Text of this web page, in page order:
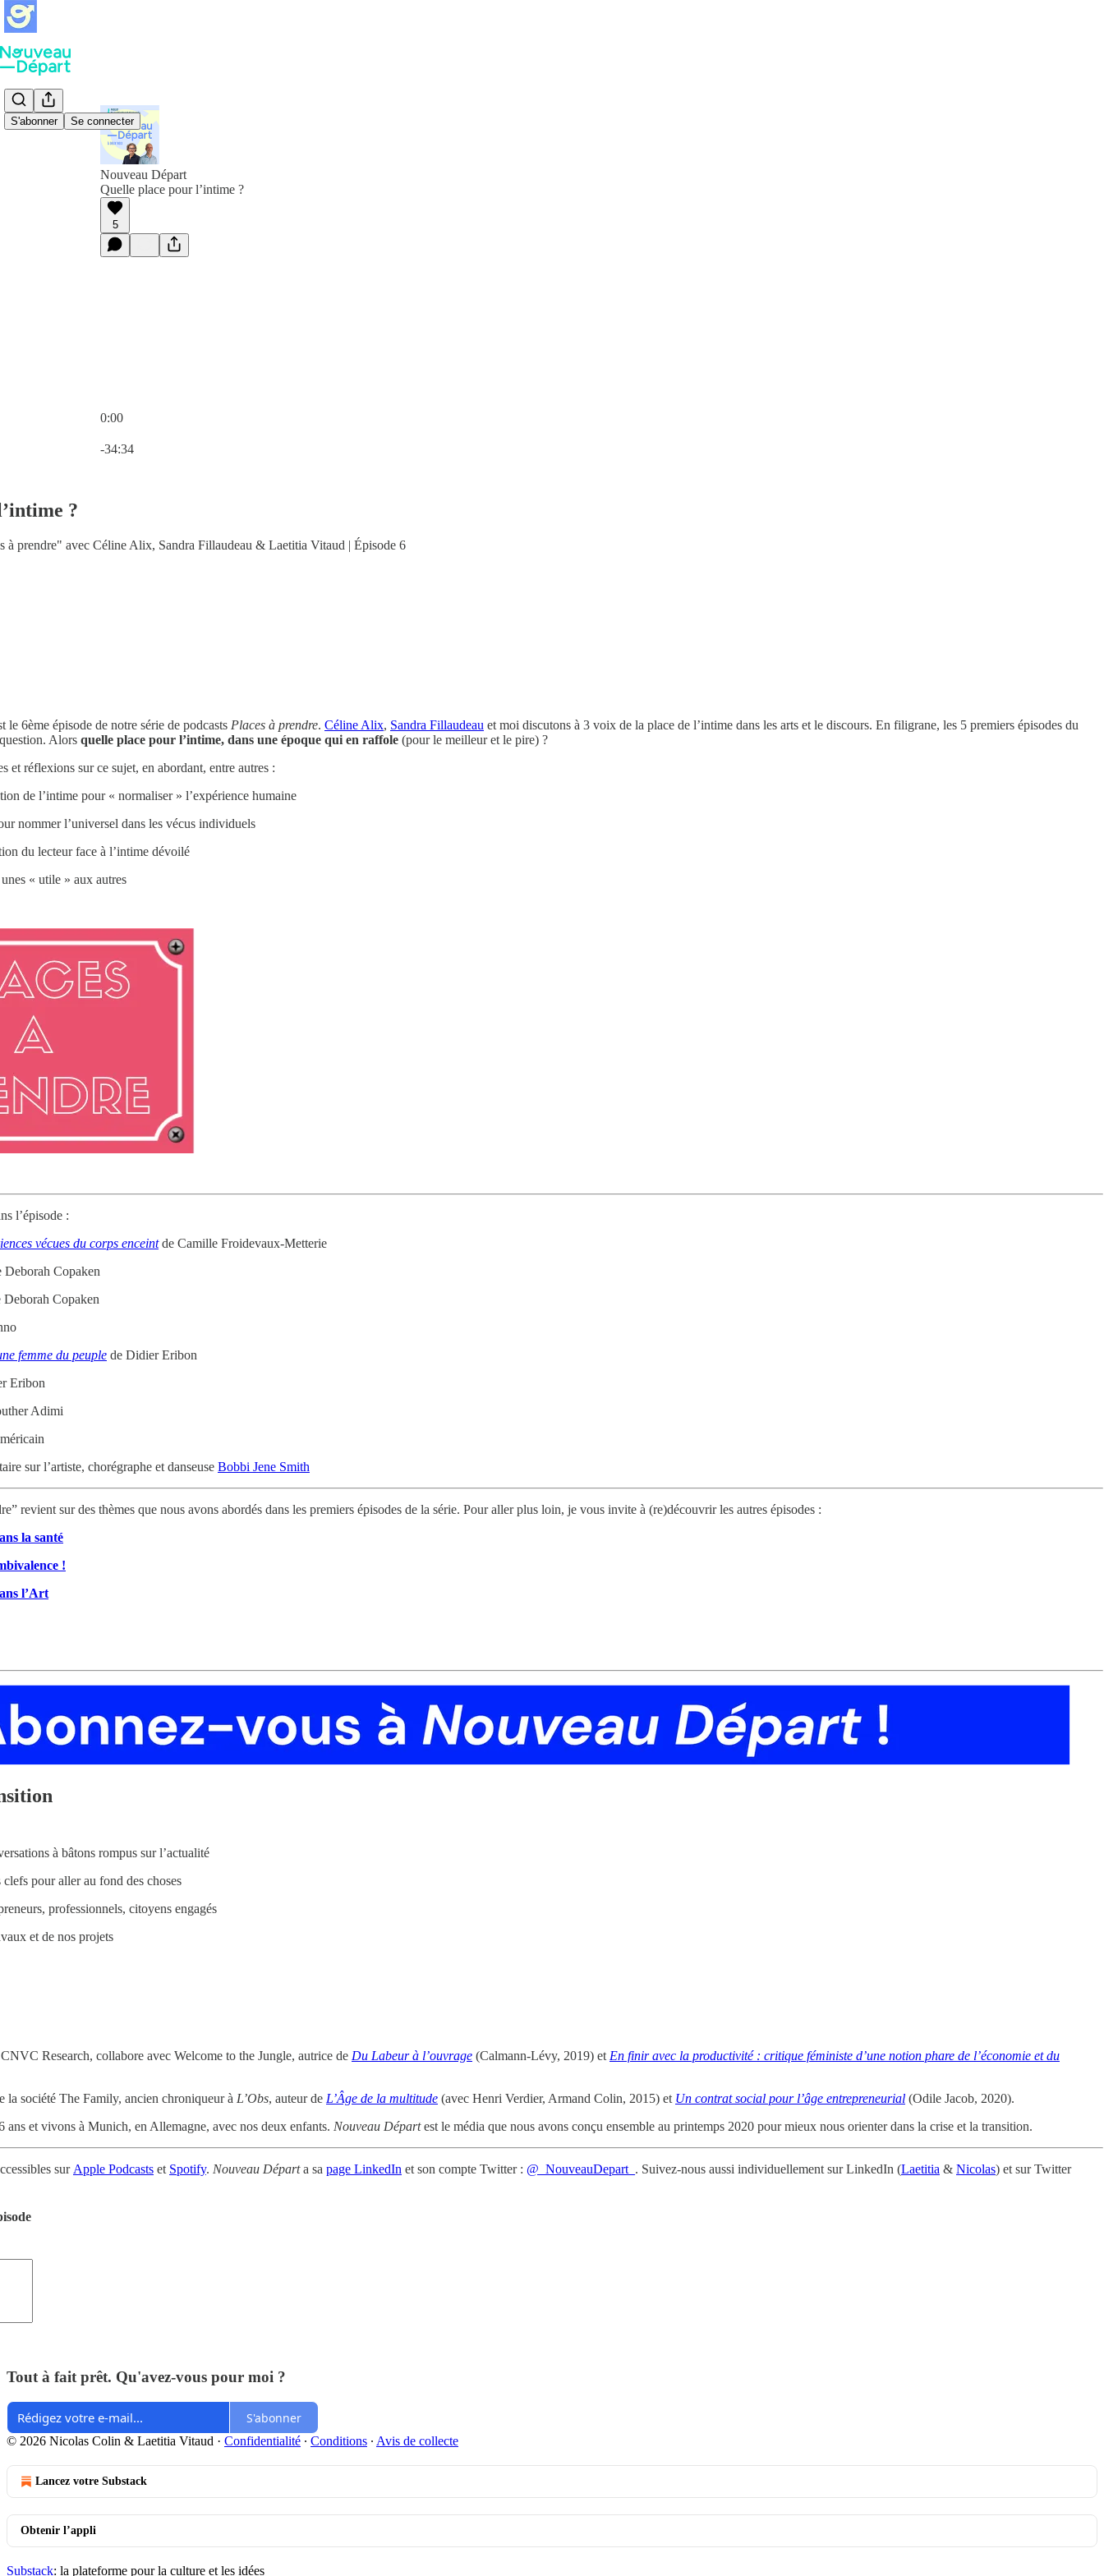
S'abonner Se connecter
Nouveau Départ
Quelle place pour l’intime ?
5
0:00
-34:34
?
à prendre" avec Céline Alix, Sandra Fillaudeau & Laetitia Vitaud | Épisode 6
le 6ème épisode de notre série de podcasts Places à prendre. Céline Alix, Sandra Fillaudeau et moi discutons à 3 voix de la place de l’intime dans les arts et le discours. En filigrane, les 5 premiers épisodes du
Alors quelle place pour l’intime, dans une époque qui en raffole (pour le meilleur et le pire) ?
et réflexions sur ce sujet, en abordant, entre autres :
de l’intime pour « normaliser » l’expérience humaine
nommer l’universel dans les vécus individuels
du lecteur face à l’intime dévoilé
« utile » aux autres
l’épisode :
vécues du corps enceintde Camille Froidevaux-Metterie
Deborah Copaken
Copaken
femme du peuple de Didier Eribon
Eribon
Adimi
sur l’artiste, chorégraphe et danseuse Bobbi Jene Smith
revient sur des thèmes que nous avons abordés dans les premiers épisodes de la série. Pour aller plus loin, je vous invite à (re)découvrir les autres épisodes :
la santé
!
l’Art
à bâtons rompus sur l’actualité
pour aller au fond des choses
professionnels, citoyens engagés
et de nos projets
Research, collabore avec Welcome to the Jungle, autrice de Du Labeur à l’ouvrage (Calmann-Lévy, 2019) etEn finir avec la productivité : critique féministe d’une notion phare de l’économie et du
la société The Family, ancien chroniqueur à L’Obs, auteur de L’Âge de la multitude (avec Henri Verdier, Armand Colin, 2015) et Un contrat social pour l’âge entrepreneurial (Odile Jacob, 2020).
ans et vivons à Munich, en Allemagne, avec nos deux enfants. Nouveau Départest le média que nous avons conçu ensemble au printemps 2020 pour mieux nous orienter dans la crise et la transition.
surApple Podcasts et Spotify. Nouveau Départa sa page LinkedIn et son compte Twitter : @_NouveauDepart_ . Suivez-nous aussi individuellement sur LinkedIn (Laetitia & Nicolas) et sur Twitter
Tout à fait prêt. Qu'avez-vous pour moi ?
S'abonner
© 2026 Nicolas Colin & Laetitia Vitaud · Confidentialité ∙ Conditions ∙ Avis de collecte
Lancez votre Substack
Obtenir l’appli
Substack: la plateforme pour la culture et les idées